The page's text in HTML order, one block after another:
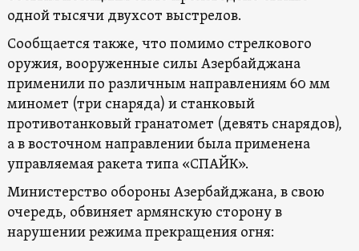
одной тысячи двухсот выстрелов.
Сообщается также, что помимо стрелкового
оружия, вооруженные силы Азербайджана
применили по различным направлениям 60 мм
миномет (три снаряда) и станковый
противотанковый гранатомет (девять снарядов),
а в восточном направлении была применена
управляемая ракета типа «СПАЙК».
Министерство обороны Азербайджана, в свою
очередь, обвиняет армянскую сторону в
нарушении режима прекращения огня: